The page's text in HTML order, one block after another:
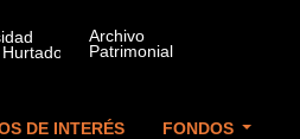
DE INTERÉS FONDOS